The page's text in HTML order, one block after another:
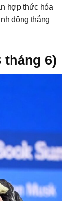
hợp thức hóa
động thẳng
tháng 6)